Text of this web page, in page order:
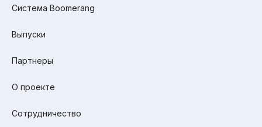
Система Boomerang
Выпуски
Партнеры
О проекте
Сотрудничество